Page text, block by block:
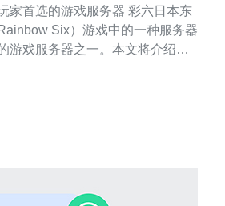
的游戏服务器 彩六日本东
Six）游戏中的一种服务器
游戏服务器之一。本文将介绍该
采用先进